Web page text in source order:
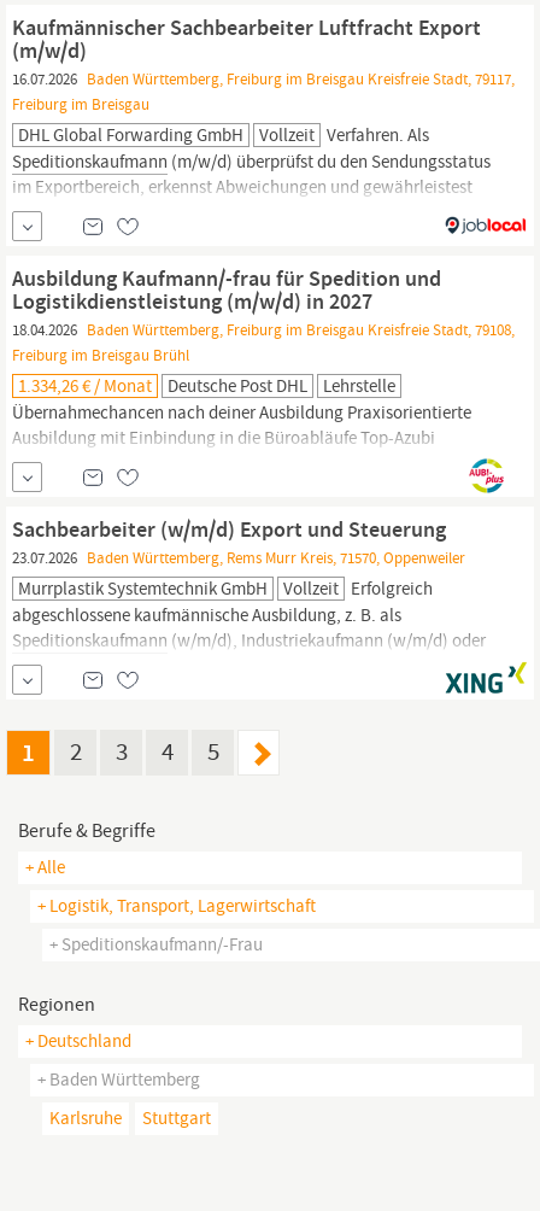
notwendig Erfahrung mit...
Kaufmännischer Sachbearbeiter Luftfracht Export
(m/w/d)
16.07.2026 Baden Württemberg, Freiburg im Breisgau Kreisfreie Stadt, 79117,
Freiburg im Breisgau
DHL Global Forwarding GmbH Vollzeit Verfahren. Als
Speditionskaufmann (m/w/d) überprüfst du den Sendungsstatus
im Exportbereich, erkennst Abweichungen und gewährleistest
Lösungen bei Zwischenfällen Zu deinen Aufgaben gehört auch die
Unterstützung des Kundenservice bei der Lösung von
Zwischenfällen und dem Exception Management Du baust
Kundenbeziehungen auf und pflegst diese intensiv Du...
Ausbildung Kaufmann/-frau für Spedition und
Logistikdienstleistung (m/w/d) in 2027
18.04.2026 Baden Württemberg, Freiburg im Breisgau Kreisfreie Stadt, 79108,
Freiburg im Breisgau Brühl
1.334,26 € / Monat Deutsche Post DHL
Lehrstelle
Übernahmechancen nach deiner Ausbildung Praxisorientierte
Ausbildung mit Einbindung in die Büroabläufe Top-Azubi
Programm mit spezieller Förderung für unsere besten
Auszubildenden Attraktive Mitarbeiterangebote, wie z.B. Rabatte
bei Mobilfunkanbietern, Fitnessstudios, Modemarken etc. Das
erwartet dich in der Ausbildung zumSpeditionskaufmannbzw.
Sachbearbeiter (w/m/d) Export und Steuerung
23.07.2026 Baden Württemberg, Rems Murr Kreis, 71570, Oppenweiler
Murrplastik Systemtechnik GmbH Vollzeit Erfolgreich
abgeschlossene kaufmännische Ausbildung, z. B. als
Speditionskaufmann (w/m/d), Industriekaufmann (w/m/d) oder
vergleichbar Erste Berufserfahrung in der Export- und
Versandabwicklung Bestenfalls gute Kenntnisse im Zoll- und
vergleichbaren Systemen, idealerweise im Bereich Logistik /...
1 2 3 4 5
Berufe & Begriffe
+ Alle
+ Logistik, Transport, Lagerwirtschaft
+ Speditionskaufmann/-Frau
Regionen
+ Deutschland
+ Baden Württemberg
Karlsruhe
Stuttgart